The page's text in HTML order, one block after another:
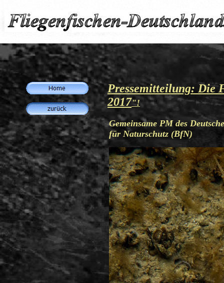
Pressemitteilung: Die
2017"!
Gemeinsame PM des
für Naturschutz (BfN)